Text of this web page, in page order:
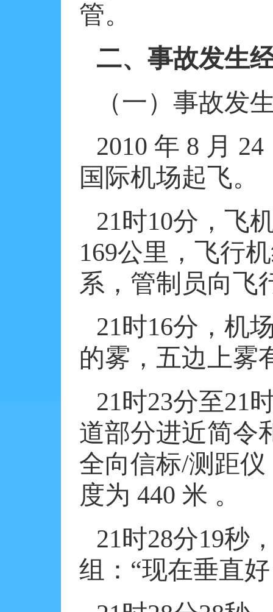
管。
二、事故发生
（一）事故发
2010 年 8 月 24
国际机场起飞。
21时10分，飞
169公里，飞行
系，管制员向飞
21时16分，机
的雾，五边上
21时23分至21
道部分进近简令
全向信标/测距仪
度为 440 米 。
21时28分19秒
组：“现在垂直